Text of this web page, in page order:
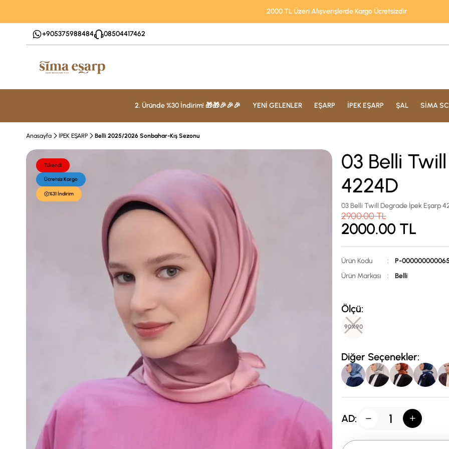
2000 TL Üzeri Alışverişlerde Kargo Ücretsizdir
+905375988484 08504417462
2. Üründe %30 İndirim! 🎁🎁🎉🎉🎉 YENİ GELENLER EŞARP İPEK EŞARP ŞAL SİMA
Anasayfa İPEK EŞARP Belli 2025/2026 Sonbahar-Kış Sezonu
Tükendi
Ücretsiz Kargo
%31 İndirim
03 Belli
4224D
03 Belli Twill Degrade İpek Eşarp
2900.00TL
2000.00 TL
Ürün Kodu :
P-
Ürün Markası
: Belli
Ölçü:
90X90
Diğer Seçenekler:
AD: